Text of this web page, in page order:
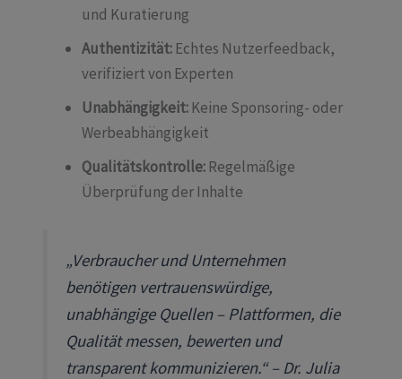
und Kuratierung
Authentizität: Echtes Nutzerfeedback,
verifiziert von Experten
Unabhängigkeit: Keine Sponsoring- oder
Werbeabhängigkeit
Qualitätskontrolle: Regelmäßige
Überprüfung der Inhalte
„Verbraucher und Unternehmen
benötigen vertrauenswürdige,
unabhängige Quellen – Plattformen, die
Qualität messen, bewerten und
transparent kommunizieren.“ – Dr. Julia